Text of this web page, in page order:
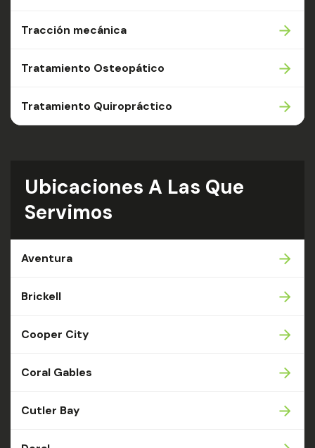
Tracción mecánica
Tratamiento Osteopático
Tratamiento Quiropráctico
Ubicaciones A Las Que
Servimos
Aventura
Brickell
Cooper City
Coral Gables
Cutler Bay